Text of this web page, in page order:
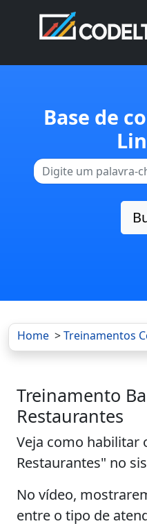
Base de
Home >Treinamentos
Treinamento
Restaurantes
Veja como habilitar
Restaurantes" no
No vídeo,
entre o tipo de